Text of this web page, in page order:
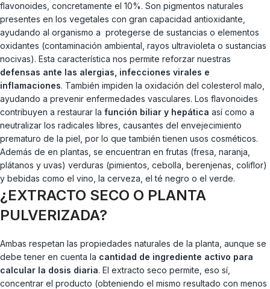
flavonoides, concretamente el 10%. Son pigmentos naturales
presentes en los vegetales con gran capacidad antioxidante,
ayudando al organismo a protegerse de sustancias o elementos
oxidantes (contaminación ambiental, rayos ultravioleta o sustancias
nocivas). Esta característica nos permite reforzar nuestras
defensas ante las alergias, infecciones virales e
inflamaciones. También impiden la oxidación del colesterol malo,
ayudando a prevenir enfermedades vasculares. Los flavonoides
contribuyen a restaurar la función biliar y hepática así como a
neutralizar los radicales libres, causantes del envejecimiento
prematuro de la piel, por lo que también tienen usos cosméticos.
Además de en plantas, se encuentran en frutas (fresa, naranja,
plátanos y uvas) verduras (pimientos, cebolla, berenjenas, coliflor)
y bebidas como el vino, la cerveza, el té negro o el verde.
¿EXTRACTO SECO O PLANTA
PULVERIZADA?
Ambas respetan las propiedades naturales de la planta, aunque se
debe tener en cuenta la cantidad de ingrediente activo para
calcular la dosis diaria. El extracto seco permite, eso sí,
concentrar el producto (obteniendo el mismo resultado con menos